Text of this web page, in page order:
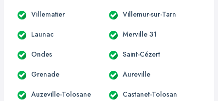
Villematier Villemur-sur-Tarn
Launac Merville 31
Ondes Saint-Cézert
Grenade Aureville
Auzeville-Tolosane Castanet-Tolosan